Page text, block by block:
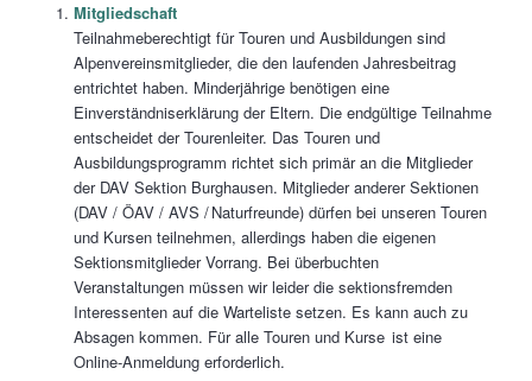
Mitgliedschaft
Teilnahmeberechtigt für Touren und Ausbildungen sind
Alpenvereinsmitglieder, die den laufenden Jahresbeitrag
entrichtet haben. Minderjährige benötigen eine
Einverständniserklärung der Eltern. Die endgültige Teilnahme
entscheidet der Tourenleiter. Das Touren und
Ausbildungsprogramm richtet sich primär an die Mitglieder
der DAV Sektion Burghausen. Mitglieder anderer Sektionen
(DAV / ÖAV / AVS / Naturfreunde) dürfen bei unseren Touren
und Kursen teilnehmen, allerdings haben die eigenen
Sektionsmitglieder Vorrang. Bei überbuchten
Veranstaltungen müssen wir leider die sektionsfremden
Interessenten auf die Warteliste setzen. Es kann auch zu
Absagen kommen. Für alle Touren und Kurse ist eine
Online-Anmeldung erforderlich.